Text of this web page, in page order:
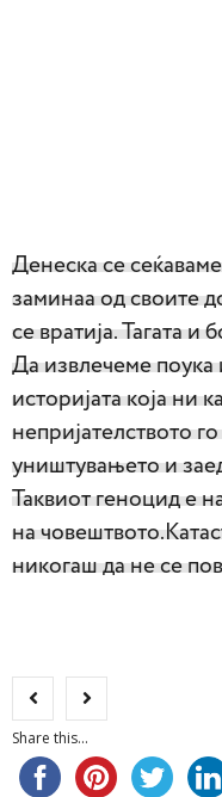
Денеска се
заминаа од своите
се вратија. Тагата и
Да извлечеме поука
историјата која ни
непријателството
уништувањето и
Таквиот геноцид е
на
никогаш да не се
Share this...